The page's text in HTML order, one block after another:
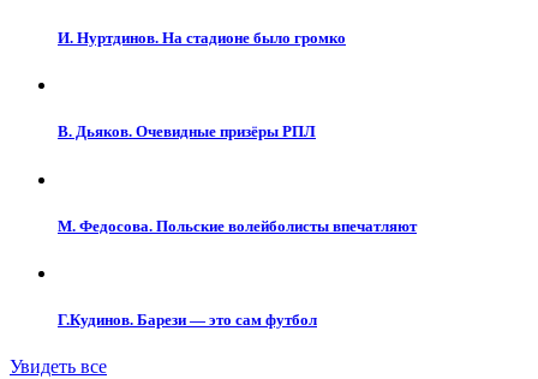
И. Нуртдинов. На стадионе было громко
В. Дьяков. Очевидные призёры РПЛ
М. Федосова. Польские волейболисты впечатляют
Г.Кудинов. Барези — это сам футбол
Увидеть все